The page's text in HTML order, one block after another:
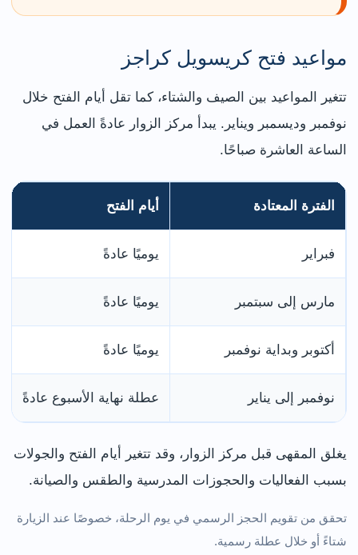
مواعيد فتح كريسويل كراجز
تتغير المواعيد بين الصيف والشتاء، كما تقل أيام الفتح خلال
نوفمبر وديسمبر ويناير. يبدأ مركز الزوار عادةً العمل في
الساعة العاشرة صباحًا.
الفترة المعتادة أيام الفتح
فبراير يوميًا عادةً
مارس إلى سبتمبر يوميًا عادةً
أكتوبر وبداية نوفمبر يوميًا عادةً
نوفمبر إلى يناير عطلة نهاية الأسبوع عادةً
يغلق المقهى قبل مركز الزوار، وقد تتغير أيام الفتح والجولات
بسبب الفعاليات والحجوزات المدرسية والطقس والصيانة.
تحقق من تقويم الحجز الرسمي في يوم الرحلة، خصوصًا عند الزيارة
شتاءً أو خلال عطلة رسمية.